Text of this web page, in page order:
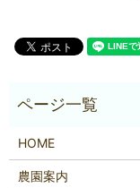
HOME
農園案内